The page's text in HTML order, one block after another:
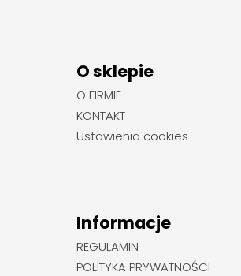
O sklepie
O FIRMIE
KONTAKT
Ustawienia cookies
Informacje
REGULAMIN
POLITYKA PRYWATNOŚCI